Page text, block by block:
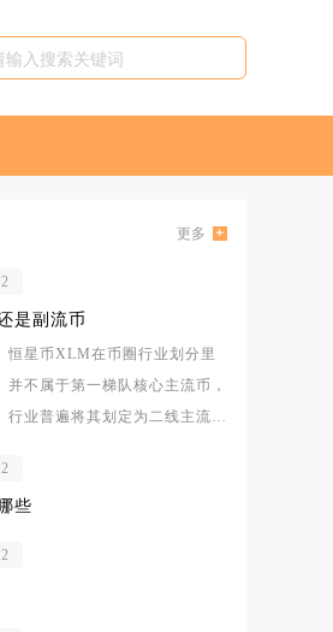
更多
是副流币
恒星币XLM在币圈行业划分里
并不属于第一梯队核心主流币，
行业普遍将其划定为二线主流币
些